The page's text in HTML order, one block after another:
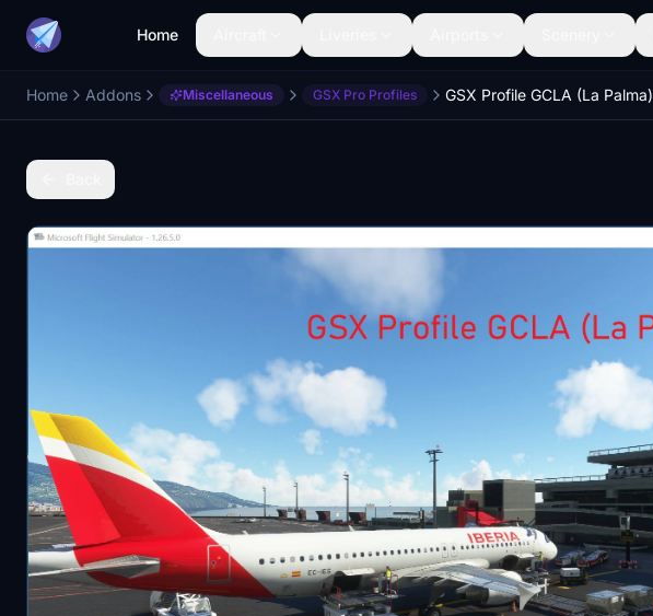
Home
Home Addons Miscellaneous GSX Pro Profiles GSX Profile GCLA (La Palma)